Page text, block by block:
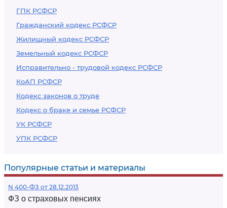
ГПК РСФСР
Гражданский кодекс РСФСР
Жилищный кодекс РСФСР
Земельный кодекс РСФСР
Исправительно - трудовой кодекс РСФСР
КоАП РСФСР
Кодекс законов о труде
Кодекс о браке и семье РСФСР
УК РСФСР
УПК РСФСР
Популярные статьи и материалы
N 400-ФЗ от 28.12.2013
ФЗ о страховых пенсиях